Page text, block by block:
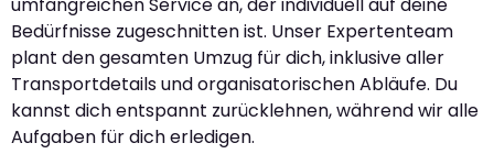
Bedürfnisse zugeschnitten ist. Unser Expertenteam
plant den gesamten Umzug für dich, inklusive aller
Transportdetails und organisatorischen Abläufe. Du
kannst dich entspannt zurücklehnen, während wir alle
Aufgaben für dich erledigen.